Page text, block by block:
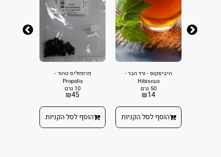
היביסקוס - ורד הבר -
Hibiscus
50 גרם
₪14
הוסף לסל הקניות
פרופוליס טהור -
Propolis
10 גרם
₪45
הוסף לסל הקניות